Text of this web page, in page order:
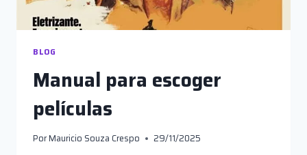
BLOG
Manual para escoger
películas
PorMauricio Souza Crespo 29/11/2025